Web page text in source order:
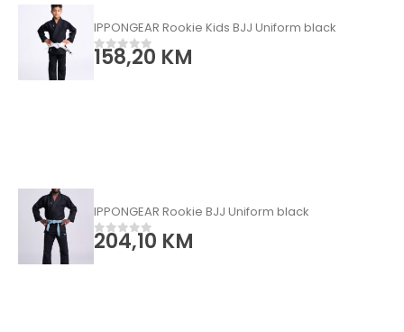
IPPONGEAR Rookie Kids BJJ Uniform black
od 5
158,20 KM
IPPONGEAR Rookie BJJ Uniform black
0od 5
204,10 KM